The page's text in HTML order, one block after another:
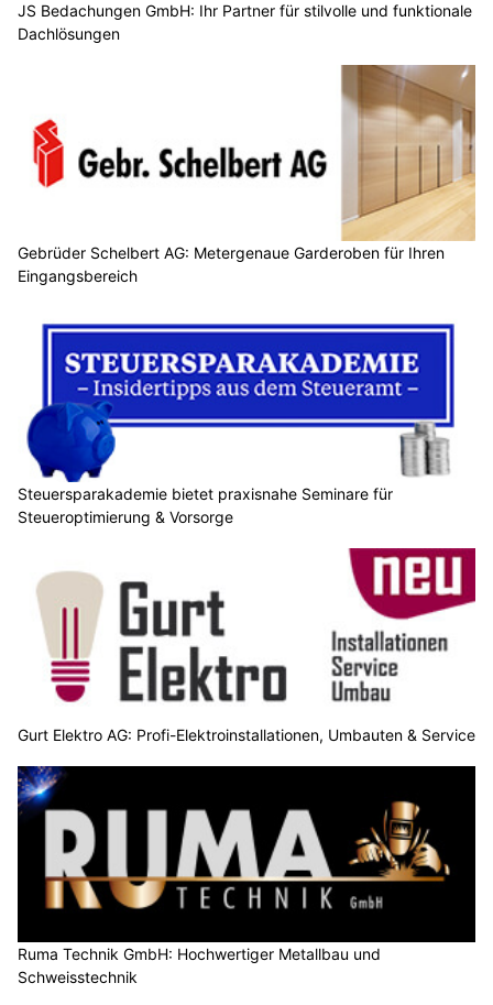
JS Bedachungen GmbH: Ihr Partner für stilvolle und funktionale
Dachlösungen
Gebrüder Schelbert AG: Metergenaue Garderoben für Ihren
Eingangsbereich
Steuersparakademie bietet praxisnahe Seminare für
Steueroptimierung & Vorsorge
Gurt Elektro AG: Profi-Elektroinstallationen, Umbauten & Service
Ruma Technik GmbH: Hochwertiger Metallbau und
Schweisstechnik